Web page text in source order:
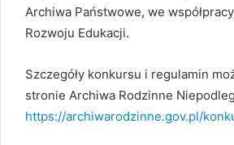
Archiwa Państwowe, we
Rozwoju Edukacji.
Szczegóły konkursu i regulamin
stronie Archiwa Rodzinne
https://archiwarodzinne.gov.pl/